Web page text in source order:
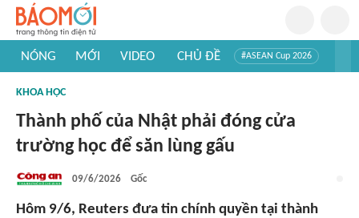
NÓNG MỚI VIDEO CHỦ ĐỀ #ASEAN Cup 2026
#Khám phá thế giới
KHOA HỌC
Thành phố của Nhật phải đóng cửa
trường học để săn lùng gấu
09/6/2026 Gốc
Hôm 9/6, Reuters đưa tin chính quyền tại thành